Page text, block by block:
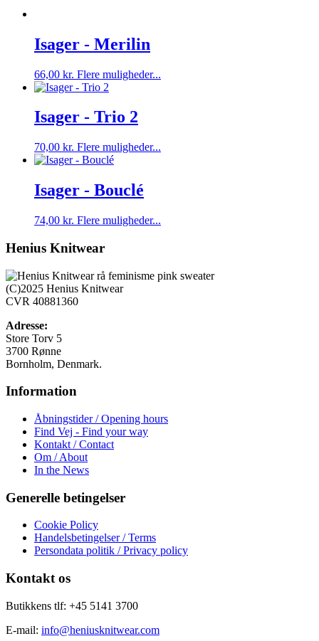
Isager - Merilin
66,00 kr. Flere muligheder...
kan
Isager - Trio 2
70,00 kr. Flere muligheder...
kan
Isager - Bouclé
74,00 kr. Flere muligheder...
varianter.
Mulighederne
Henius Knitwear
(C)2025 Henius Knitwear
CVR 40881360
Adresse:
Store Torv 5
3700 Rønne
Bornholm, Denmark.
Information
Åbningstider / Opening hours
Find Vej - Find your way
Kontakt / Contact
Om / About
In the News
Generelle betingelser
Cookie Policy
Handelsbetingelser / Terms
Persondata politik / Privacy policy
Kontakt os
Butikkens tlf: +45 5141 3700
E-mail: info@heniusknitwear.com